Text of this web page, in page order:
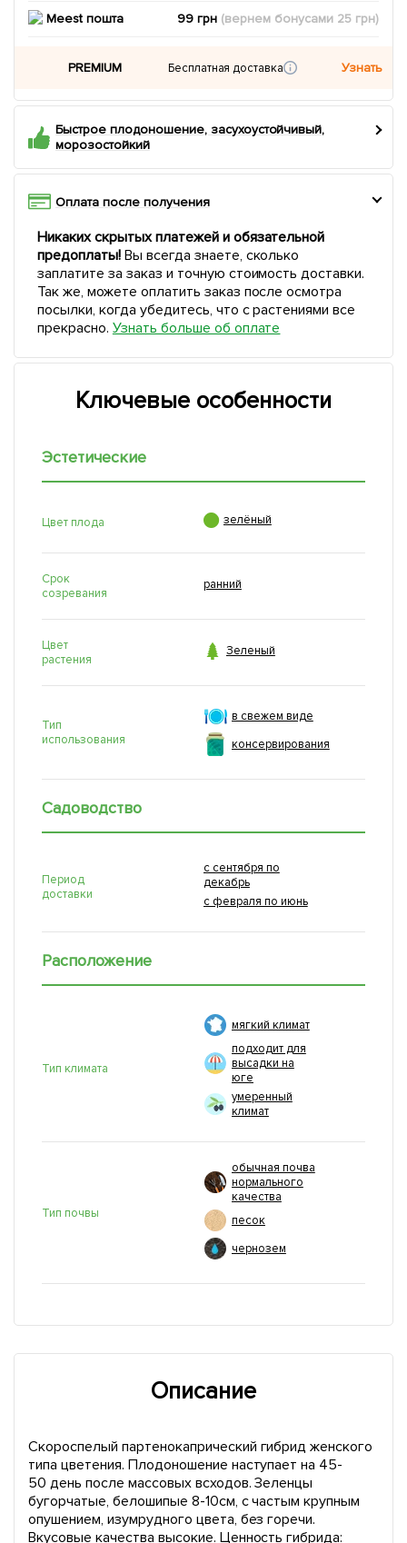
Meest пошта 99 грн (вернем бонусами 25 грн)
PREMIUM Бесплатная доставка Узнать
Быстрое плодоношение, засухоустойчивый,
морозостойкий
Оплата после получения
Никаких скрытых платежей и обязательной
предоплаты!Вы всегда знаете, сколько
заплатите за заказ и точную стоимость доставки.
Так же, можете оплатить заказ после осмотра
посылки, когда убедитесь, что с растениями все
прекрасно. Узнать больше об оплате
Ключевые особенности
Эстетические
Цвет плода  зелёный
Срок
созревания
ранний
Цвет
растения
 Зеленый
Тип
использования
в свежем виде
консервирования
Садоводство
Период
доставки
с сентября по
декабрь
с февраля по июнь
Расположение
Тип климата
мягкий климат
подходит для
высадки на
юге
умеренный
климат
Тип почвы
обычная почва
нормального
качества
песок
чернозем
Описание
Скороспелый партенокапрический гибрид женского
типа цветения. Плодоношение наступает на 45-
50 день после массовых всходов. Зеленцы
бугорчатые, белошипые 8-10см, с частым крупным
опушением, изумрудного цвета, без горечи.
Вкусовые качества высокие. Ценность гибрида: